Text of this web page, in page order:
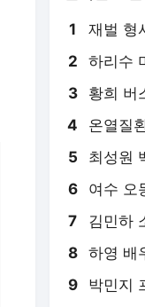
1 재벌 형
2 하리수
3 황희 버
4 온열질
5 최성원
6 여수 오
7 김민하
8 하영 배
9 박민지